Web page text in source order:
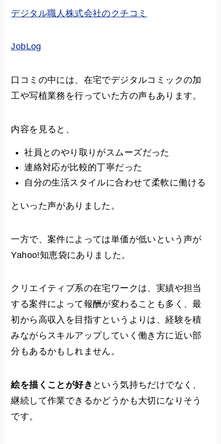
デジタル職人株式会社のクチコミ
JobLog
口コミの中には、在宅でデジタルコミックの加
工や写植業務を行っていた方の声もあります。
内容を見ると、
社員とのやり取りがスムーズだった
連絡対応が比較的丁寧だった
自分の生活スタイルに合わせて柔軟に働ける
といった声がありました。
一方で、案件によっては単価が低いという声が
Yahoo!知恵袋にありました。
クリエイティブ系の在宅ワークは、実績や担当
する案件によって報酬が変わることも多く、最
初から高収入を目指すというよりは、経験を積
みながらスキルアップしていく働き方に近い部
分もあるかもしれません。
絵を描くことが好き という気持ちだけでなく、
継続して作業できるかどうかも大切になりそう
です。